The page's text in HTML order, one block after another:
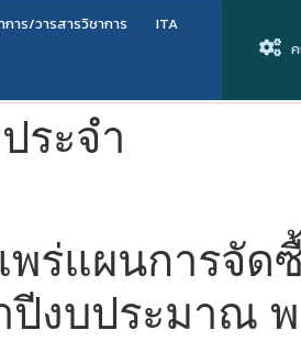
การ/วารสารวิชาการ ITA
ระจำ
พร่แผนการจัด
ปีงบประมาณ